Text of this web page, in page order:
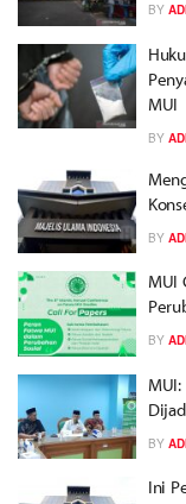
BY
MUI
BY
BY
MUI
BY
BY
Ini